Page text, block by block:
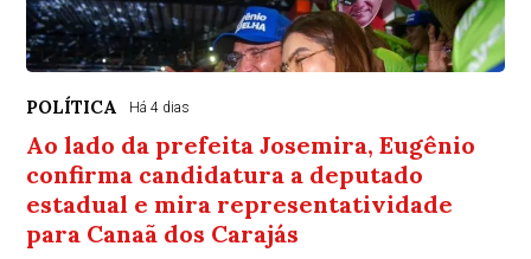
POLÍTICA Há 4 dias
Ao lado da prefeita Josemira, Eugênio
confirma candidatura a deputado
estadual e mira representatividade
para Canaã dos Carajás